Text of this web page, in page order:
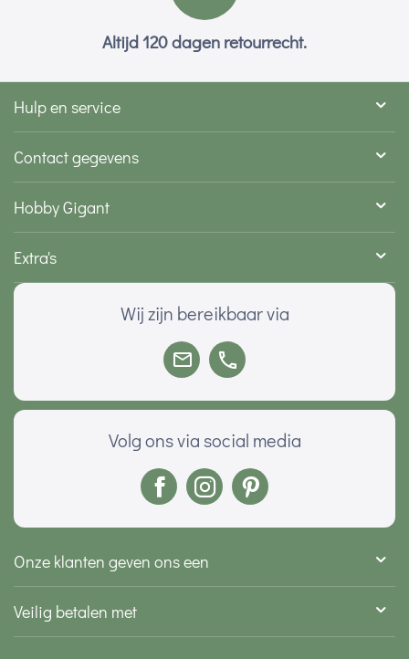
Altijd 120 dagen retourrecht.
Hulp en service
Contact gegevens
Hobby Gigant
Extra's
Wij zijn bereikbaar via
Volg ons via social media
Onze klanten geven ons een
Veilig betalen met